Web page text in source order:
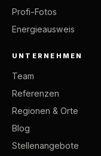
Profi-Fotos
Energieausweis
UNTERNEHMEN
Team
Referenzen
Regionen & Orte
Blog
Stellenangebote